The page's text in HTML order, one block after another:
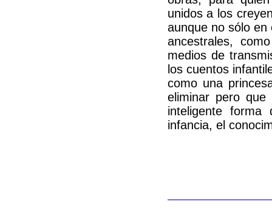
unidos a los
aunque no sólo
ancestrales,
medios de
los cuentos
como una
eliminar pero
inteligente forma
infancia, el